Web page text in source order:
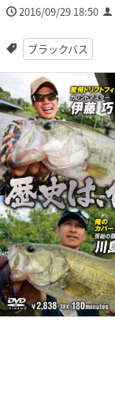
2016/09/29 18:50
ブラックバス